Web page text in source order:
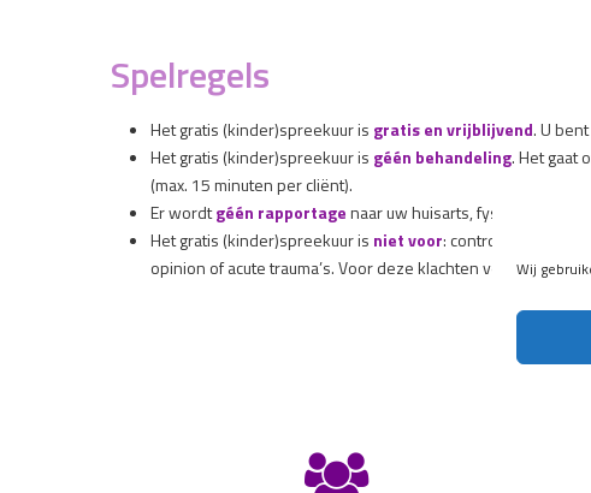
Wij
Spelregels
Het gratis (kinder)spreekuur is gratis en vrijblijvend. U
Het gratis (kinder)spreekuur is géén behandeling. Het gaat
(max. 15 minuten per cliënt).
Er wordtgéén rapportagenaar uw huisarts,
Het gratis (kinder)spreekuur is niet voor: controle bij
opinion of acute trauma’s. Voor deze klachten verwijzen wij